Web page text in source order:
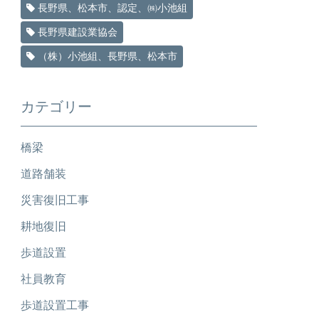
長野県、松本市、認定、㈱小池組
長野県建設業協会
（株）小池組、長野県、松本市
カテゴリー
橋梁
道路舗装
災害復旧工事
耕地復旧
歩道設置
社員教育
歩道設置工事